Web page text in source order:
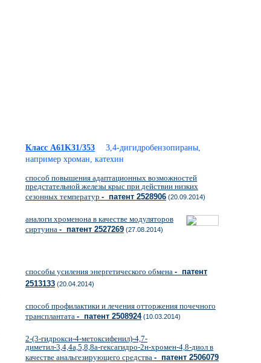
Класс A61K31/353
3,4-дигидробензопираны,
например хроман, катехин
способ повышения адаптационных возможностей
предстательной железы крыс при действии низких
сезонных температур - патент 2528906 (20.09.2014)
аналоги хроменона в качестве модуляторов
сиртуина - патент 2527269 (27.08.2014)
способы усиления энергетического обмена - патент
2513133 (20.04.2014)
способ профилактики и лечения отторжения почечного
трансплантата - патент 2508924(10.03.2014)
2-(3-гидрокси-4-метоксифенил)-4,7-
диметил-3,4,4а,5,8,8а-гексагидро-2н-хромен-4,8-диол в
качестве анальгезирующего средства - патент 2506079